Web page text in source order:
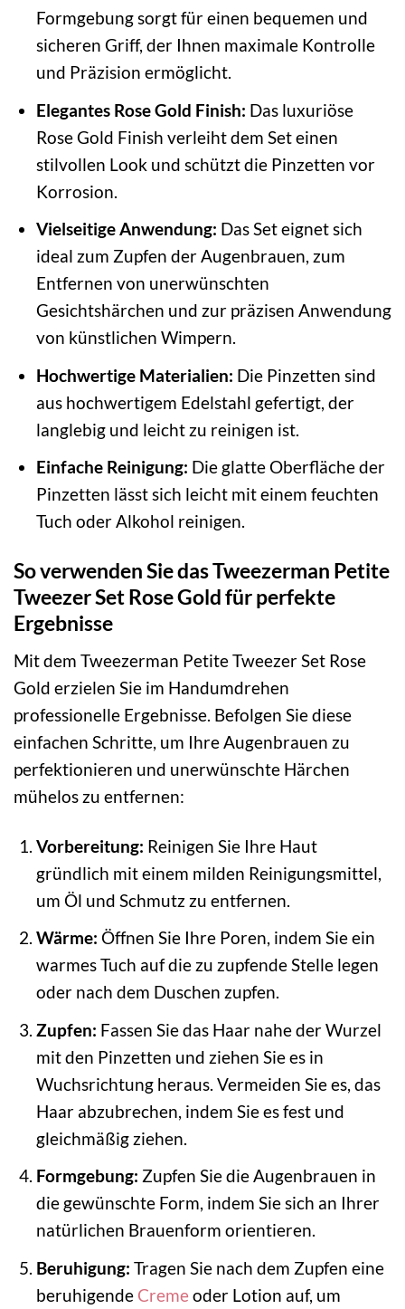
Formgebung sorgt für einen bequemen und
sicheren Griff, der Ihnen maximale Kontrolle
und Präzision ermöglicht.
Elegantes Rose Gold Finish: Das luxuriöse
Rose Gold Finish verleiht dem Set einen
stilvollen Look und schützt die Pinzetten vor
Korrosion.
Vielseitige Anwendung: Das Set eignet sich
ideal zum Zupfen der Augenbrauen, zum
Entfernen von unerwünschten
Gesichtshärchen und zur präzisen Anwendung
von künstlichen Wimpern.
Hochwertige Materialien: Die Pinzetten sind
aus hochwertigem Edelstahl gefertigt, der
langlebig und leicht zu reinigen ist.
Einfache Reinigung: Die glatte Oberfläche der
Pinzetten lässt sich leicht mit einem feuchten
Tuch oder Alkohol reinigen.
So verwenden Sie das Tweezerman Petite
Tweezer Set Rose Gold für perfekte
Ergebnisse
Mit dem Tweezerman Petite Tweezer Set Rose
Gold erzielen Sie im Handumdrehen
professionelle Ergebnisse. Befolgen Sie diese
einfachen Schritte, um Ihre Augenbrauen zu
perfektionieren und unerwünschte Härchen
mühelos zu entfernen:
Vorbereitung: Reinigen Sie Ihre Haut
gründlich mit einem milden Reinigungsmittel,
um Öl und Schmutz zu entfernen.
Wärme: Öffnen Sie Ihre Poren, indem Sie ein
warmes Tuch auf die zu zupfende Stelle legen
oder nach dem Duschen zupfen.
Zupfen: Fassen Sie das Haar nahe der Wurzel
mit den Pinzetten und ziehen Sie es in
Wuchsrichtung heraus. Vermeiden Sie es, das
Haar abzubrechen, indem Sie es fest und
gleichmäßig ziehen.
Formgebung: Zupfen Sie die Augenbrauen in
die gewünschte Form, indem Sie sich an Ihrer
natürlichen Brauenform orientieren.
Beruhigung: Tragen Sie nach dem Zupfen eine
beruhigende Cremeoder Lotion auf, um